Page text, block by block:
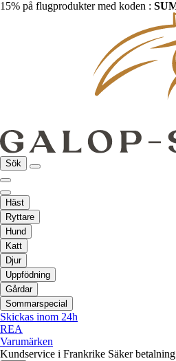
15% på flugprodukter med koden :
Sök
Häst
Ryttare
Hund
Katt
Djur
Uppfödning
Gårdar
Sommarspecial
Skickas inom 24h
REA
Varumärken
Kundservice i Frankrike Säker betalning